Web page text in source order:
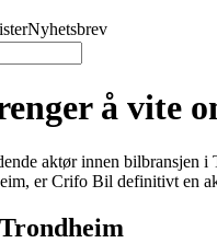
Nyhetsbrev
å vite
aktør innen bilbransjen i
er Crifo Bil definitivt en